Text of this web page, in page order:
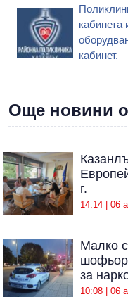
кабинета
кабинет.
Още новини
г.
14:14 | 06
Малко
шофьор
за
10:08 | 06